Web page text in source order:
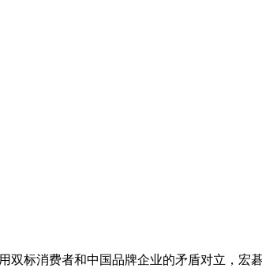
标消费者和中国品牌企业的矛盾对立，宏